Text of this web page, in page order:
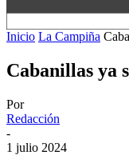
Inicio La Campiña
Cabanillas ya
Por
Redacción
-
1 julio 2024